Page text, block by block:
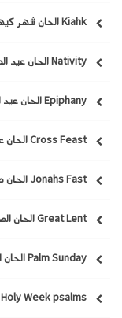
Kiahk الحان شهر كيهك
Nativity الحان عيد الميلاد المجيد
Epiphany الحان عيد الغطاس
Cross Feast الحان عيدي الصليب
Jonahs Fast الحان صوم يونان
Great Lent الحان الصوم الكبير
Palm Sunday الحان احد الشعانين
Holy Week psalms مزامير أسبوع الآلام